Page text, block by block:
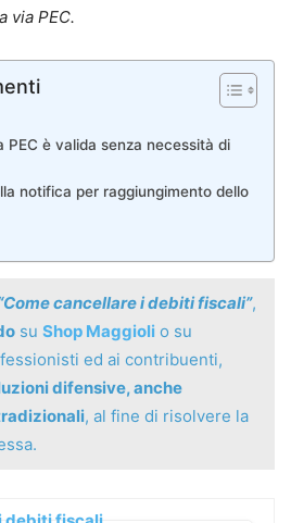
via PEC.
è valida senza necessità di
notifica per raggiungimento dello
cancellare i debiti fiscali”,
su Shop Maggioli o su
ed ai contribuenti,
difensive, anche
, al fine di risolvere la